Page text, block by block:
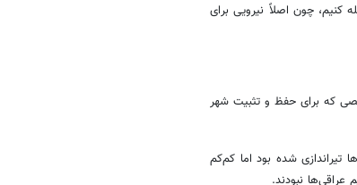
چون اصلاً نیرویی برای
که برای حفظ و تثبیت شهر
شده بود اما کم‌کم
نبودند.